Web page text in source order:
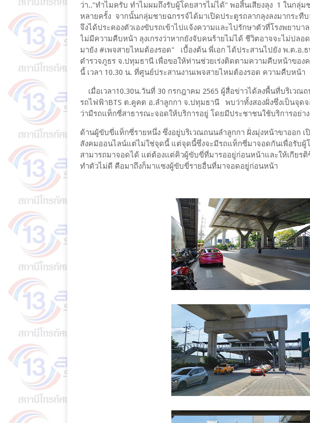
ว่า.."ทำไมครับ ทำไมผมถึงรับผู้โดยสารไม่ได้" พอสิ้นเสียงลุง 1 ในกลุ่
หลายครั้ง จากนั้นกลุ่มชายฉกรรจ์ได้มาเปิดประตูรถลากลุงลงมากระ
จึงได้ประคองตัวเองขับรถเข้าไปแจ้งความและไปรักษาตัวที่โรงพยาบ
ไม่มีความคืบหน้า ลุงเกรงว่าหากยังจับคนร้ายไม่ได้ ชีวิตอาจจะไม่ปล
มายัง #เพจสายไหมต้องรอด" เบื้องต้น พี่เอก ได้ประสานไปยัง พ.ต.อ.
ตำรวจภูธร จ.ปทุมธานี เพื่อขอให้ท่านช่วยเร่งติดตามความคืบหน้าขอ
นี้ เวลา 10.30 น. ที่ศูนย์ประสานงานเพจสายไหมต้องรอด ความคืบหน้า
เมื่อเวลา10.30น.วันที่ 30 กรกฎาคม 2565 ผู้สื่อข่าวได้ลงพื้นที่บริเวณ
รถไฟฟ้าBTS ต.คูคต อ.ลำลูกกา จ.ปทุมธานี พบว่าทั้งสองฝั่งซึ่งเป็นจุด
ว่ามีรถแท็กซี่สาธารณะจอดให้บริการอยู่ โดยมีประชาชนใช้บริการอย่าง
ด้านผู้ขับขี่แท็กซี่รายหนึ่ง ซึ่งอยู่บริเวณถนนลำลูกกา ฝั่งมุ่งหน้าขาออก เ
สังคมออนไลน์แต่ไม่ใช่จุดนี้ แต่จุดนี้ซึ่งจะมีรถแท็กซี่มาจอดกันเพื่อรับผู้
สามารถมาจอดได้ แต่ต้องแต่คิวผู้ขับขี่ที่มารออยู่ก่อนหน้าและให้เกียร
ทำตัวไม่ดี คือมาถึงก็มาแซงผู้ขับขี่รายอื่นที่มาจอดอยู่ก่อนหน้า